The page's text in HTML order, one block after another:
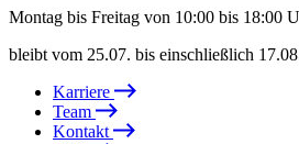
Montag bis Freitag von 10:00 bis 18:00
bleibt vom 25.07. bis einschließlich
Karriere
Team
Kontakt